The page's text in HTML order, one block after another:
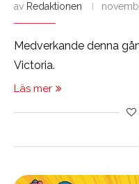
av Redaktionen
Medverkande denna
Victoria.
Läs mer